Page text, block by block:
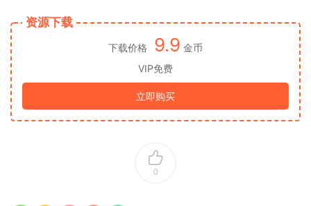
资源下载
下载价格 9.9 金币
VIP免费
立即购买
0